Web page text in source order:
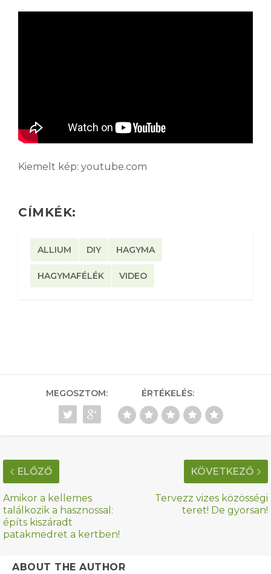
Kiemelt kép: youtube.com
CÍMKÉK:
ALLIUM DIY HAGYMA
HAGYMAFÉLÉK VIDEO
MEGOSZTOM: ÉRTÉKELÉS:
ELŐZŐ
Amikor a kellemes
találkozik a hasznossal:
építs kiszáradt
patakmedret a kertben!
KÖVETKEZŐ
Tervezz vizes közösségi
teret! De gyorsan!
ABOUT THE AUTHOR